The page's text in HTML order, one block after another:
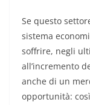
Se questo
sistema
soffrire, negli
all’incremento
anche di un
opportunità: